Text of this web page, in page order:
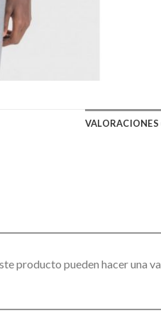
VALORACIONES
producto pueden hacer una